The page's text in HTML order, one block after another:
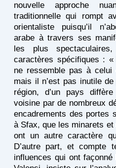
nouvelle approche
traditionnelle qui rompt
orientaliste puisqu’il
arabe à travers ses
les plus
caractères spécifiques : «
ne ressemble pas à
mais il n’est pas inutile
région, d’un pays
voisine par de nombreux
encadrements des portes
à Sfax, que les minarets
ont un autre caractère
D’autre part, et compte
influences qui ont façonné